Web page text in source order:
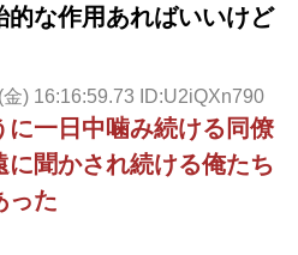
な作用あればいいけど
) 16:16:59.73 ID:U2iQXn790
に一日中噛み続ける同僚
に聞かされ続ける俺たち
った